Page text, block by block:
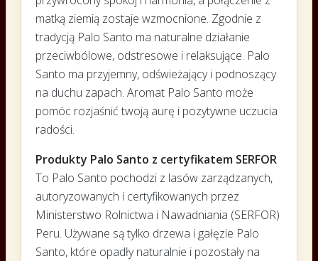
matką ziemią zostaje wzmocnione. Zgodnie z
tradycją Palo Santo ma naturalne działanie
przeciwbólowe, odstresowe i relaksujące. Palo
Santo ma przyjemny, odświeżający i podnoszący
na duchu zapach. Aromat Palo Santo może
pomóc rozjaśnić twoją aurę i pozytywne uczucia
radości.
Produkty Palo Santo z certyfikatem SERFOR
To Palo Santo pochodzi z lasów zarządzanych,
autoryzowanych i certyfikowanych przez
Ministerstwo Rolnictwa i Nawadniania (SERFOR)
Peru. Używane są tylko drzewa i gałęzie Palo
Santo, które opadły naturalnie i pozostały na